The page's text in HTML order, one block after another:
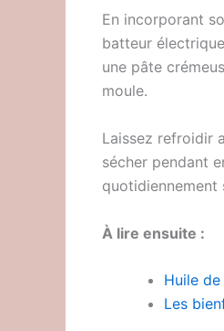
En incorporant
batteur
une pâte
moule.
Laissez refroidir
sécher pendant
À lire ensuite :
Huile
Les